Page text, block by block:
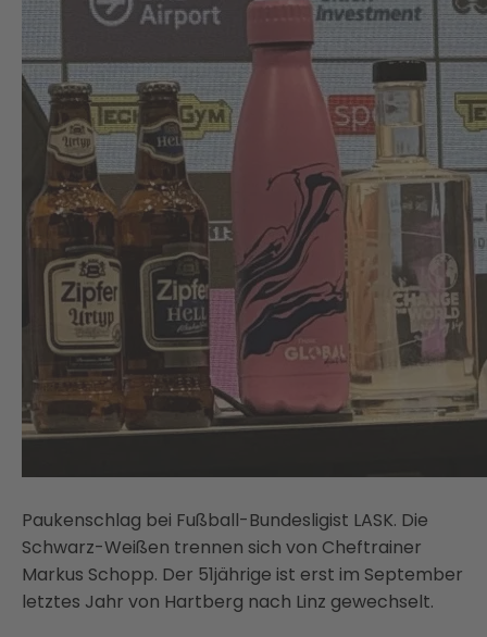
Paukenschlag bei Fußball-Bundesligist LASK. Die
Schwarz-Weißen trennen sich von Cheftrainer
Markus Schopp. Der 51jährige ist erst im September
letztes Jahr von Hartberg nach Linz gewechselt.